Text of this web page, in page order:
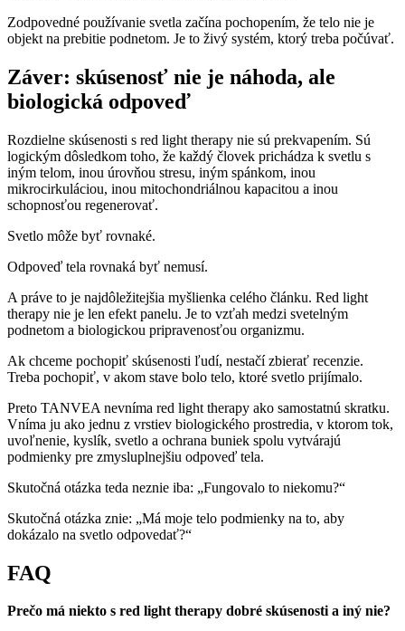
Zodpovedné používanie svetla začína pochopením, že telo nie je
objekt na prebitie podnetom. Je to živý systém, ktorý treba počúvať.
Záver: skúsenosť nie je náhoda, ale
biologická odpoveď
Rozdielne skúsenosti s red light therapy nie sú prekvapením. Sú
logickým dôsledkom toho, že každý človek prichádza k svetlu s
iným telom, inou úrovňou stresu, iným spánkom, inou
mikrocirkuláciou, inou mitochondriálnou kapacitou a inou
schopnosťou regenerovať.
Svetlo môže byť rovnaké.
Odpoveď tela rovnaká byť nemusí.
A práve to je najdôležitejšia myšlienka celého článku. Red light
therapy nie je len efekt panelu. Je to vzťah medzi svetelným
podnetom a biologickou pripravenosťou organizmu.
Ak chceme pochopiť skúsenosti ľudí, nestačí zbierať recenzie.
Treba pochopiť, v akom stave bolo telo, ktoré svetlo prijímalo.
Preto TANVEA nevníma red light therapy ako samostatnú skratku.
Vníma ju ako jednu z vrstiev biologického prostredia, v ktorom tok,
uvoľnenie, kyslík, svetlo a ochrana buniek spolu vytvárajú
podmienky pre zmysluplnejšiu odpoveď tela.
Skutočná otázka teda neznie iba: „Fungovalo to niekomu?“
Skutočná otázka znie: „Má moje telo podmienky na to, aby
dokázalo na svetlo odpovedať?“
FAQ
Prečo má niekto s red light therapy dobré skúsenosti a iný nie?